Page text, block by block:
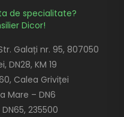
de specialitate?
Dicor!
Galați nr. 95, 807050
DN28, KM 19
Calea Griviței
Mare – DN6
235500